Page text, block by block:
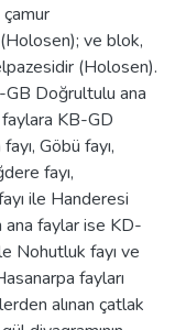
ve blok,
(Holosen).
GB Doğrultulu ana
faylara KB-GD
Göbü fayı,
fayı,
ile Handeresi
ana faylar ise KD-
Nohutluk fayı ve
fayları
alınan çatlak